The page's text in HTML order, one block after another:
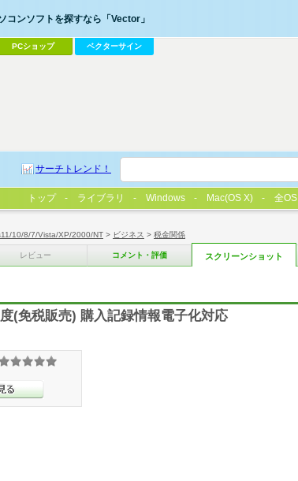
10/8/7/Vista/XP/2000/NT > ビジネス > 税金関係
レビュー コメント・評価 スクリーンショット
(免税販売) 購入記録情報電子化対応
コンソフトを探すなら「Vector」
PCショップ ベクターサイン
サーチトレンド！
トップ ライブラリ Windows Mac(OS X) 全OS